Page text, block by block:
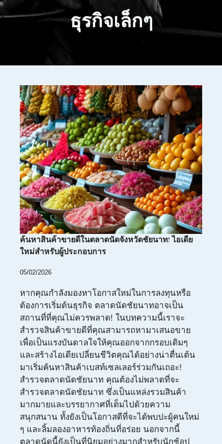
ธุรกิจเล็กๆ
ค้นหาสินค้าขายดีในตลาดนัดจังหวัดชัยนาท! ไอเดีย
ใหม่สำหรับผู้ประกอบการ
05/02/2026
หากคุณกำลังมองหาโอกาสใหม่ในการลงทุนหรือ
ต้องการเริ่มต้นธุรกิจ ตลาดนัดชัยนาทอาจเป็น
สถานที่ที่คุณไม่ควรพลาด! ในบทความนี้เราจะ
สำรวจสินค้าขายดีที่คุณสามารถหามาเสนอขาย
เพื่อเป็นแรงบันดาลใจให้คุณออกจากกรอบเดิมๆ
และสร้างไอเดียเปลี่ยนชีวิตคุณได้อย่างน่าตื่นเต้น
มาเริ่มค้นหาสินค้าเบสท์เซลเลอร์ร่วมกันเถอะ!
สำรวจตลาดนัดชัยนาท คุณต้องไม่พลาดที่จะ
สำรวจตลาดนัดชัยนาท ซึ่งเป็นแหล่งรวมสินค้า
มากมายและบรรยากาศที่เต็มไปด้วยความ
สนุกสนาน ทั้งยังเป็นโอกาสดีที่จะได้พบปะผู้คนใหม่
ๆ และลิ้มลองอาหารท้องถิ่นที่อร่อย นอกจากนี้
ตลาดนัดนี้ยังเป็นที่นิยมอย่างมากสำหรับนักช้อป